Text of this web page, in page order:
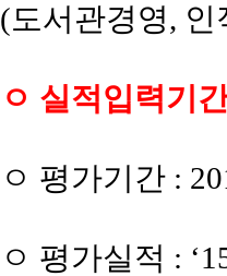
(도서관경영,
ㅇ 실적입력기
ㅇ 평가기간 :
ㅇ 평가실적 :